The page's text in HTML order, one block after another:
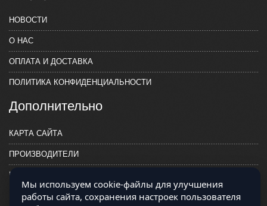
НОВОСТИ
О НАС
ОПЛАТА И ДОСТАВКА
ПОЛИТИКА КОНФИДЕНЦИАЛЬНОСТИ
Дополнительно
КАРТА САЙТА
ПРОИЗВОДИТЕЛИ
КОНТАКТЫ
Мы используем cookie-файлы для улучшения
работы сайта, сохранения настроек пользователя